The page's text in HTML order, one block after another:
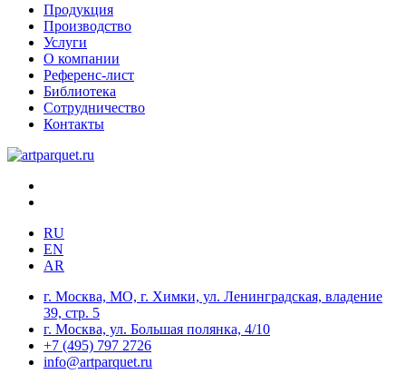
Продукция
Производство
Услуги
О компании
Референс-лист
Библиотека
Сотрудничество
Контакты
RU
EN
AR
г. Москва, МО, г. Химки, ул. Ленинградская, владение
39, стр. 5
г. Москва, ул. Большая полянка, 4/10
+7 (495) 797 2726
info@artparquet.ru